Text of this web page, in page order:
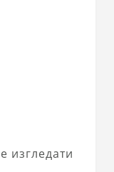
изгледати